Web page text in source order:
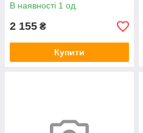
В наявності 1 од.
2 155 ₴
Купити